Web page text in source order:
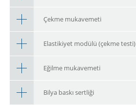
Çekme mukavemeti
Elastikiyet modülü (çekme testi)
Eğilme mukavemeti
Bilya baskı sertliği